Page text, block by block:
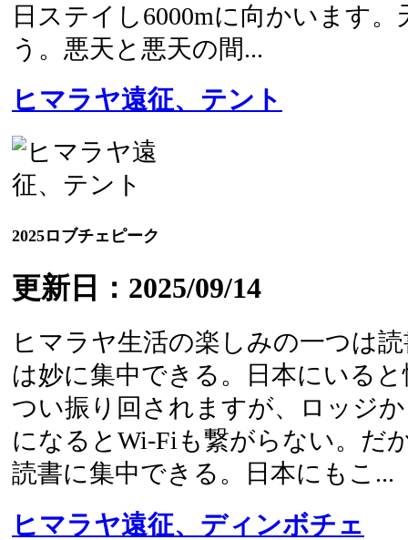
日ステイし6000mに向かいます
う。悪天と悪天の間...
ヒマラヤ遠征、テント
2025ロブチェピーク
更新日：2025/09/14
ヒマラヤ生活の楽しみの一つは
は妙に集中できる。日本にいる
つい振り回されますが、ロッジ
になるとWi-Fiも繋がらない。だ
読書に集中できる。日本にもこ...
ヒマラヤ遠征、ディンボチェ